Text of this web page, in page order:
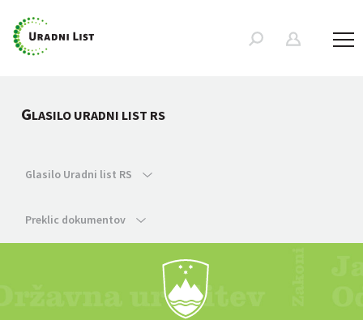
GLASILO URADNI LIST RS
Glasilo Uradni list RS
Preklic dokumentov